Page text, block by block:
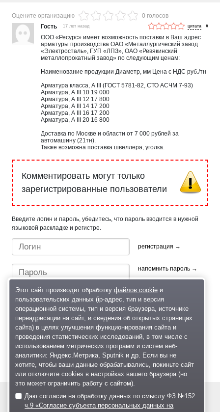
Оцените организацию
0 голосов
Гость
17 лет назад #
ООО «Ресурс» имеет возможность поставки в Ваш адрес
арматуры производства ОАО «Металлургический завод
«Электросталь», ГУП «ЛПЗ», ОАО «Ревякинский
металлопрокатный завод» по следующим ценам:
Наименование продукции Диаметр, мм Цена с НДС руб./тн
Арматура класса, А III (ГОСТ 5781-82, СТО АСЧМ 7-93)
Арматура, А III 10 19 000
Арматура, А III 12 17 800
Арматура, А III 14 17 200
Арматура, А III 16 17 200
Арматура, А III 20 16 800
Доставка по Москве и области от 7 000 рублей за
автомашину (21тн).
Также возможна поставка швеллера, уголка.
Комментировать могут только
зарегистрированные пользователи
Введите логин и пароль, убедитесь, что пароль вводится в нужной
языковой раскладке и регистре.
регистрация →
напомнить пароль →
Быстрый вход/регистрация, используя профиль в:
© 2004—2026
Этот сайт производит обработку файлов cookieи
пользовательских данных (ip-адрес, тип и версия
операционной системы, тип и версия браузера, источнике
переадресации на сайт, и сведения об открытых страницах
сайта) в целях улучшения функционирования сайта и
проведения статистических исследований, в том числе с
использованием метрических программ и систем веб-
аналитики: Яндекс.Метрика, Sputnik и др. Если вы не
хотите, чтобы ваши данные обрабатывались, покиньте сайт
или отключите cookies в настройках вашего браузера (но
это может ограничить работу с сайтом).
Даю согласие на обработку данных по смыслуФЗ №152
ч.9 «Согласие субъекта персональных данных на